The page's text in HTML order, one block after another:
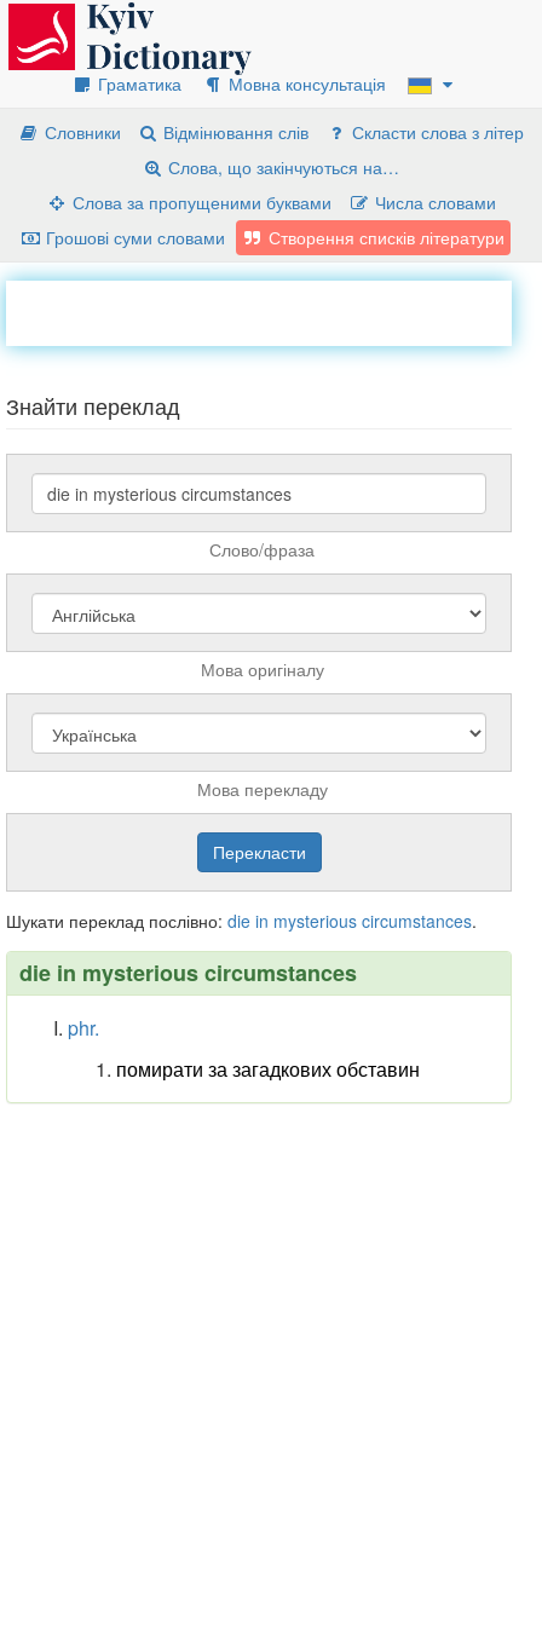
Граматика
Мовна консультація
Словники
Відмінювання слів
Скласти слова з літер
Слова, що закінчуються на…
Слова за пропущеними буквами
Числа словами
Грошові суми словами
Створення списків літератури
Знайти переклад
Слово/фраза
Мова оригіналу
Мова перекладу
Шукати переклад послівно: die in mysterious circumstances.
die in mysterious circumstances
phr.
помирати за загадкових обставин